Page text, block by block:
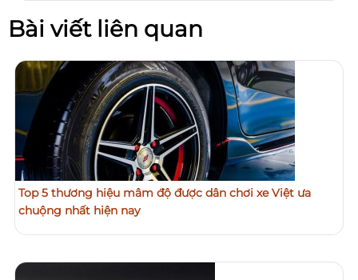
Bài viết liên quan
Top 5 thương hiệu mâm độ được dân chơi xe Việt ưa
chuộng nhất hiện nay